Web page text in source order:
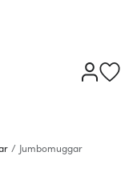
/ Jumbomuggar